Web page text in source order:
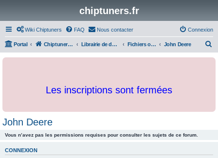
chiptuners.fr
Wiki Chiptuners FAQ Nous contacter Connexion
Portal Chiptuners.fr Librairie de documents et originaux Fichiers originaux John Deere
c
Les inscriptions sont fermées
John Deere
Vous n’avez pas les permissions requises pour consulter les sujets de ce forum.
CONNEXION